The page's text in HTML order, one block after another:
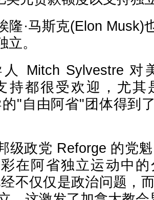
隆·马斯克(Elon Musk)
。
Mitch Sylvestre 对
持都很受欢迎，尤其
"自由阿省"团体得到
级政党 Reforge 的党
在阿省独立运动中
不仅仅是政治问题，